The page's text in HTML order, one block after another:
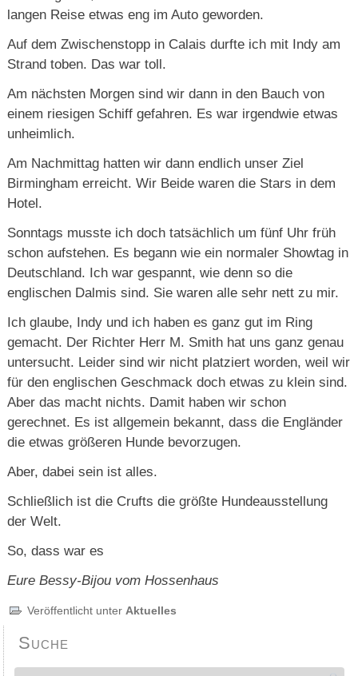
langen Reise etwas eng im Auto geworden.
Auf dem Zwischenstopp in Calais durfte ich mit Indy am
Strand toben. Das war toll.
Am nächsten Morgen sind wir dann in den Bauch von
einem riesigen Schiff gefahren. Es war irgendwie etwas
unheimlich.
Am Nachmittag hatten wir dann endlich unser Ziel
Birmingham erreicht. Wir Beide waren die Stars in dem
Hotel.
Sonntags musste ich doch tatsächlich um fünf Uhr früh
schon aufstehen. Es begann wie ein normaler Showtag in
Deutschland. Ich war gespannt, wie denn so die
englischen Dalmis sind. Sie waren alle sehr nett zu mir.
Ich glaube, Indy und ich haben es ganz gut im Ring
gemacht. Der Richter Herr M. Smith hat uns ganz genau
untersucht. Leider sind wir nicht platziert worden, weil wir
für den englischen Geschmack doch etwas zu klein sind.
Aber das macht nichts. Damit haben wir schon
gerechnet. Es ist allgemein bekannt, dass die Engländer
die etwas größeren Hunde bevorzugen.
Aber, dabei sein ist alles.
Schließlich ist die Crufts die größte Hundeausstellung
der Welt.
So, dass war es
Eure Bessy-Bijou vom Hossenhaus
Veröffentlicht unter Aktuelles
Suche